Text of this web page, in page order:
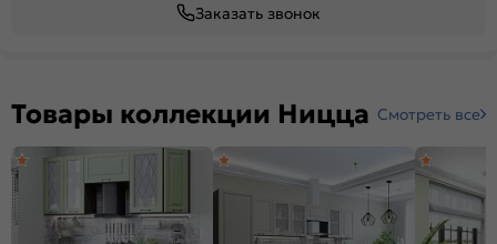
Заказать звонок
Товары коллекции Ницца Смотреть все